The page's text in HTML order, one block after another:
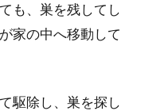
も、巣を残してし
家の中へ移動して
駆除し、巣を探し